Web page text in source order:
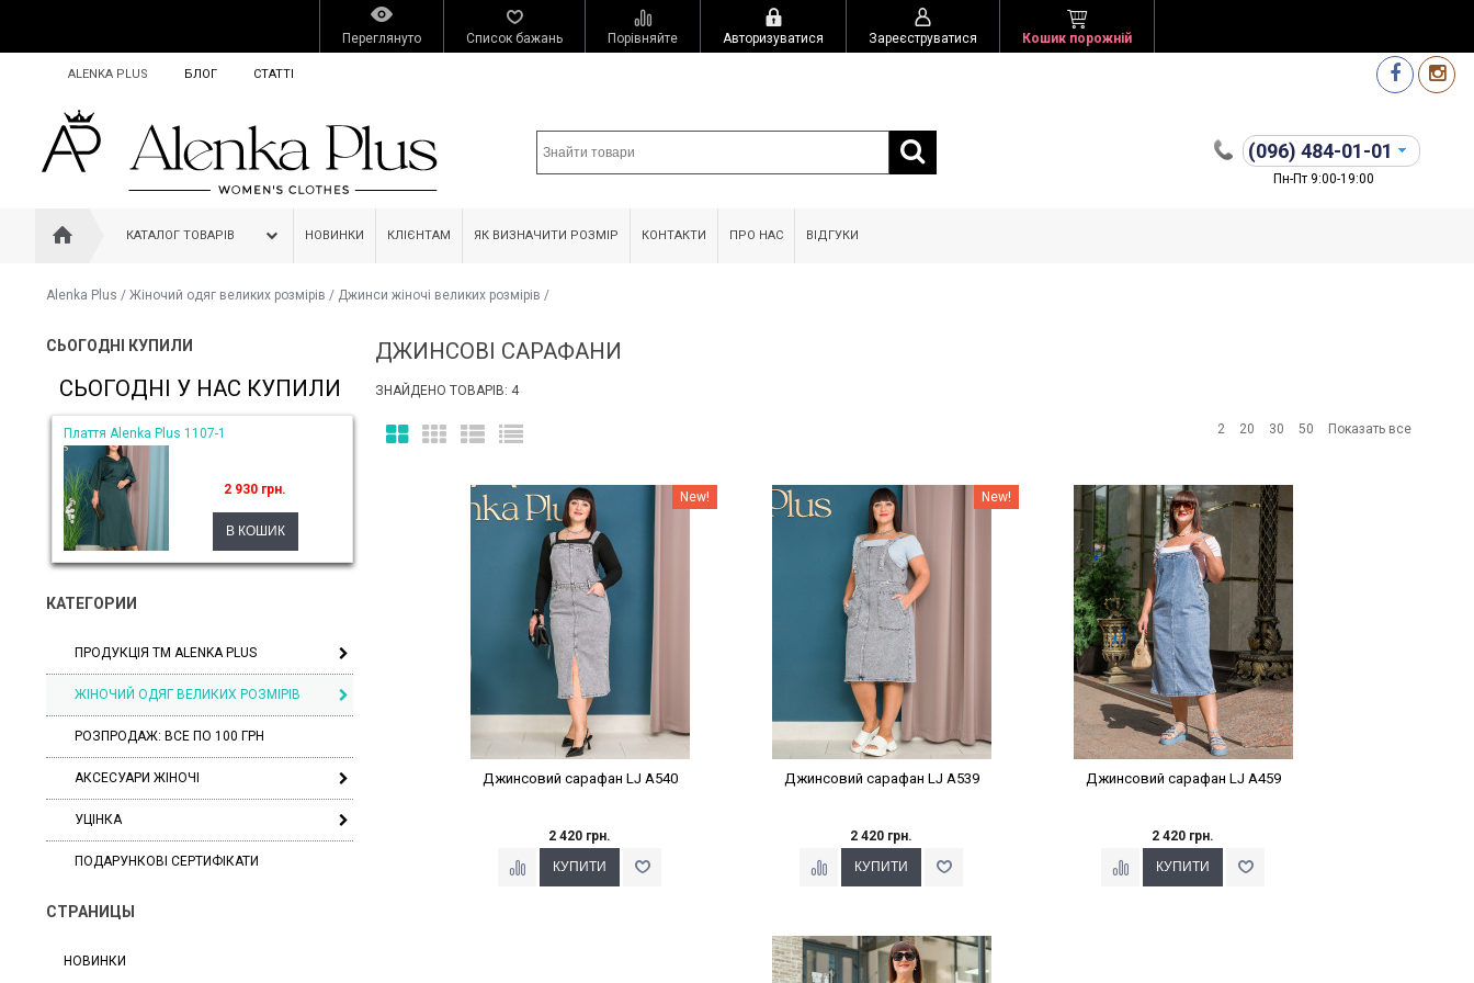
Переглянуто Список бажань Порівняйте Авторизуватися Зареєструватися Кошик порожній
ALENKA PLUS БЛОГ СТАТТІ
(096) 484-01-01
Пн-Пт 9:00-19:00
КАТАЛОГ ТОВАРІВ НОВИНКИ КЛІЄНТАМ ЯК ВИЗНАЧИТИ РОЗМІР КОНТАКТИ ПРО НАС ВІДГУКИ
Alenka Plus / Жіночий одяг великих розмірів / Джинси жіночі великих розмірів /
СЬОГОДНІ КУПИЛИ
СЬОГОДНІ У НАС КУПИЛИ
Плаття Alenka Plus 1107-1
2 930 грн.
КАТЕГОРИИ
ПРОДУКЦІЯ ТМ ALENKA PLUS
ЖІНОЧИЙ ОДЯГ ВЕЛИКИХ РОЗМІРІВ
РОЗПРОДАЖ: ВСЕ ПО 100 ГРН
АКСЕСУАРИ ЖІНОЧІ
УЦІНКА
ПОДАРУНКОВІ СЕРТИФІКАТИ
СТРАНИЦЫ
НОВИНКИ
ДЖИНСОВІ САРАФАНИ
ЗНАЙДЕНО ТОВАРІВ: 4
2 20 30 50 Показать все
Наклейки Варіант з % New!
Джинсовий сарафан LJ A540
2 420 грн.
Наклейки Варіант з % New!
Джинсовий сарафан LJ A539
2 420 грн.
Наклейки Варіант з %
Джинсовий сарафан LJ A459
2 420 грн.
Наклейки Варіант з %